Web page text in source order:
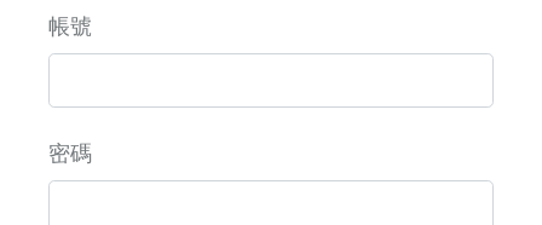
帳號
密碼